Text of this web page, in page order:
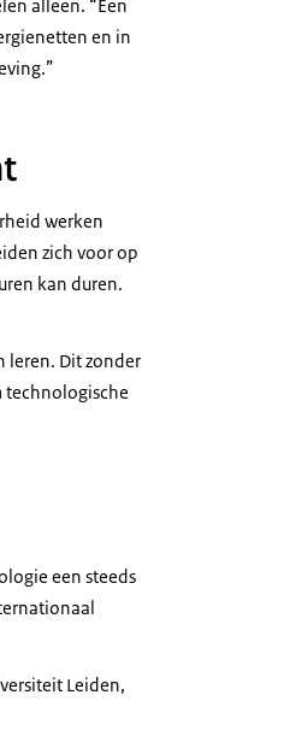
alleen. “Een
en in
werken
zich voor op
kan duren.
leren. Dit zonder
technologische
een steeds
Leiden,